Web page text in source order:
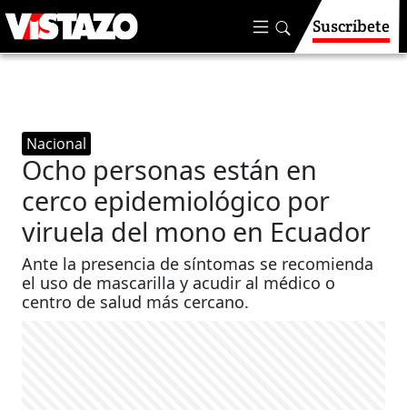
Suscríbete
Nacional
Ocho personas están en
cerco epidemiológico por
viruela del mono en Ecuador
Ante la presencia de síntomas se recomienda
el uso de mascarilla y acudir al médico o
centro de salud más cercano.